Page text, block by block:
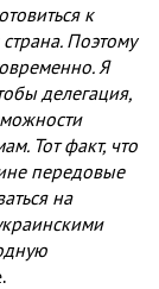
к
Поэтому
Я
делегация,
Тот факт, что
передовые
на